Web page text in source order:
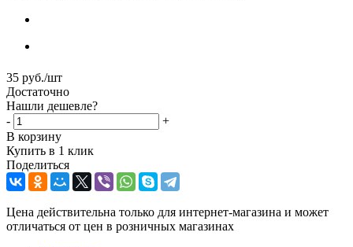
35 руб./шт
Достаточно
Нашли дешевле?
-
+
В корзину
Купить в 1 клик
Поделиться
Цена действительна только для интернет-магазина и может
отличаться от цен в розничных магазинах